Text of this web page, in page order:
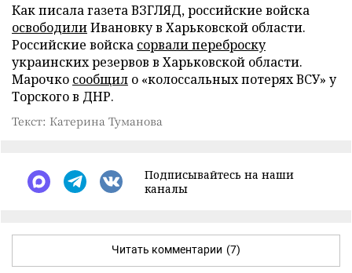
Как писала газета ВЗГЛЯД, российские войска
освободилиИвановку в Харьковской области.
Российские войска сорвали переброску
украинских резервов в Харьковской области.
Марочко сообщил о «колоссальных потерях ВСУ» у
Торского в ДНР.
Текст: Катерина Туманова
Подписывайтесь на наши
каналы
Читать комментарии (7)